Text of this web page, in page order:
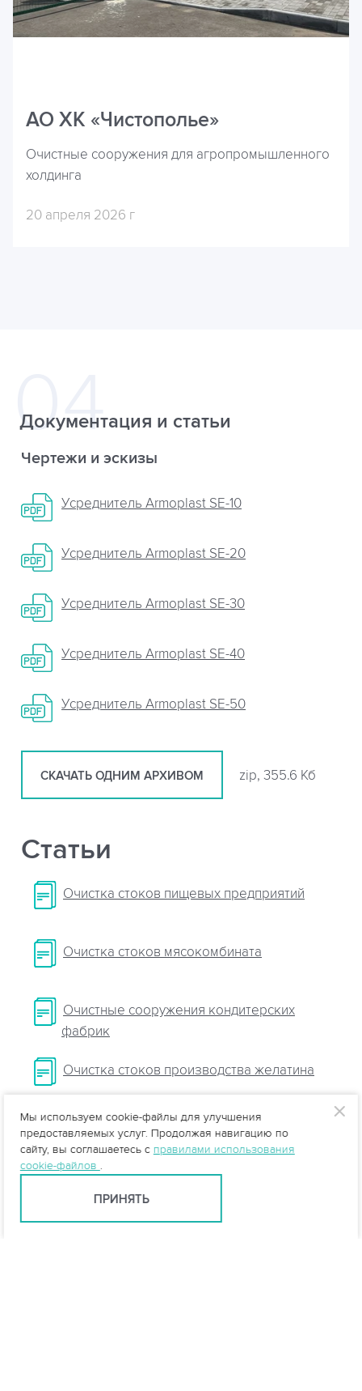
АО ХК «Чистополье»
Очистные сооружения для агропромышленного
холдинга
20 апреля 2026 г
Документация и статьи
Чертежи и эскизы
Усреднитель Armoplast SE-10
Усреднитель Armoplast SE-20
Усреднитель Armoplast SE-30
Усреднитель Armoplast SE-40
Усреднитель Armoplast SE-50
СКАЧАТЬ ОДНИМ АРХИВОМ zip, 355.6 Кб
Статьи
Очистка стоков пищевых предприятий
Очистка стоков мясокомбината
Очистные сооружения кондитерских
фабрик
Очистка стоков производства желатина
Мы используем cookie-файлы для улучшения
предоставляемых услуг. Продолжая навигацию по
сайту, вы соглашаетесь с правилами использования
cookie-файлов .
ПРИНЯТЬ